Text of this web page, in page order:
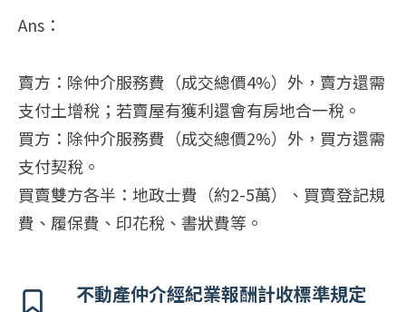
Ans：
賣方：除仲介服務費（成交總價4%）外，賣方還需
支付土增稅；若賣屋有獲利還會有房地合一稅。
買方：除仲介服務費（成交總價2%）外，買方還需
支付契稅。
買賣雙方各半：地政士費（約2-5萬）、買賣登記規
費、履保費、印花稅、書狀費等。
不動產仲介經紀業報酬計收標準規定